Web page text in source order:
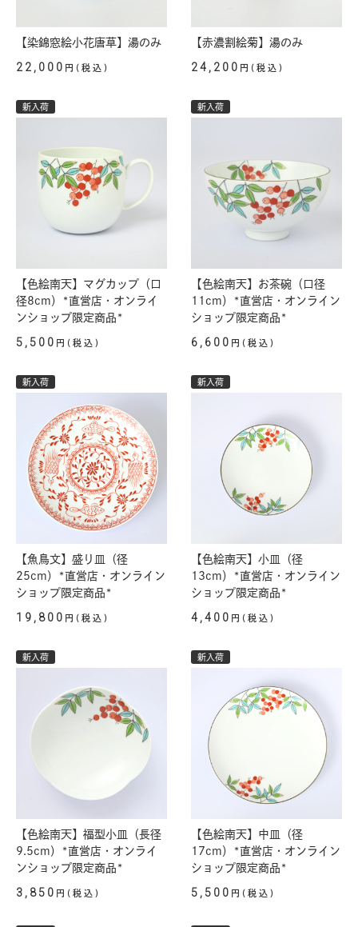
【染錦窓絵小花唐草】湯のみ
22,000 円(税込)
【赤濃割絵菊】湯のみ
24,200 円(税込)
新入荷
【色絵南天】マグカップ（口
径8cm）*直営店・オンライ
ンショップ限定商品*
5,500 円(税込)
新入荷
【色絵南天】お茶碗（口径
11cm）*直営店・オンライン
ショップ限定商品*
6,600 円(税込)
新入荷
【魚鳥文】盛り皿（径
25cm）*直営店・オンライン
ショップ限定商品*
19,800 円(税込)
新入荷
【色絵南天】小皿（径
13cm）*直営店・オンライン
ショップ限定商品*
4,400 円(税込)
新入荷
【色絵南天】福型小皿（長径
9.5cm）*直営店・オンライ
ンショップ限定商品*
3,850 円(税込)
新入荷
【色絵南天】中皿（径
17cm）*直営店・オンライン
ショップ限定商品*
5,500 円(税込)